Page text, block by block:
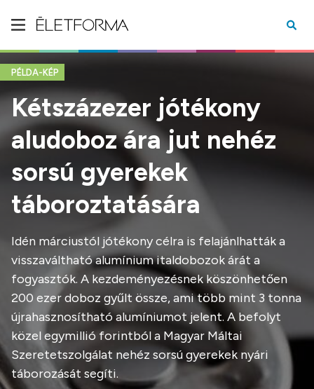
PÉLDA-KÉP
Kétszázezer jótékony
aludoboz ára jut nehéz
sorsú gyerekek
táboroztatására
Idén márciustól jótékony célra is felajánlhatták a
visszaváltható alumínium italdobozok árát a
fogyasztók. A kezdeményezésnek köszönhetően
200 ezer doboz gyűlt össze, ami több mint 3 tonna
újrahasznosítható alumíniumot jelent. A befolyt
közel egymillió forintból a Magyar Máltai
Szeretetszolgálat nehéz sorsú gyerekek nyári
táborozását segíti.